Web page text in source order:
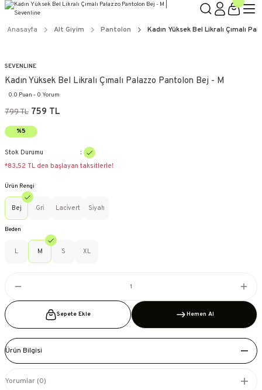
Anasayfa Alt Giyim Pantolon Kadın Yüksek Bel Likralı Çımalı
SEVENLINE
Kadın Yüksek Bel Likralı Çımalı Palazzo Pantolon Bej - M
0.0 Puan - 0 Yorum
799 TL 759 TL
%5
Stok Durumu
*83,52 TL den başlayan taksitlerle!
Ürün Rengi
Bej Gri̇ Laci̇vert Si̇yah
Beden
L M S XL
Sepete Ekle Hemen Al
Ürün Bilgisi
Yorumlar (0)